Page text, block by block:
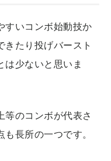
すいコンボ始動技か
きたり投げバースト
は少ないと思いま
のコンボが代表さ
長所の一つです。